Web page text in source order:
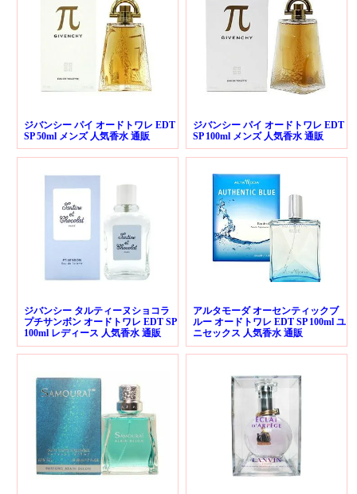
ジバンシー パイ オードトワレ EDT
SP 50ml メンズ 人気香水 通販
ジバンシー パイ オードトワレ EDT
SP 100ml メンズ 人気香水 通販
ジバンシー タルティーヌショコラ
プチサンボン オードトワレ EDT SP
100ml レディース 人気香水 通販
アルタモーダ オーセンティックブ
ルー オードトワレ EDT SP 100ml ユ
ニセックス 人気香水 通販